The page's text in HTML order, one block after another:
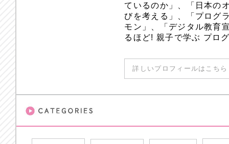
ているのか」、「日本の
びを考える」、「プログ
モン」、「デジタル教育
るほど! 親子で学ぶ プロ
詳しいプロフィールはこち